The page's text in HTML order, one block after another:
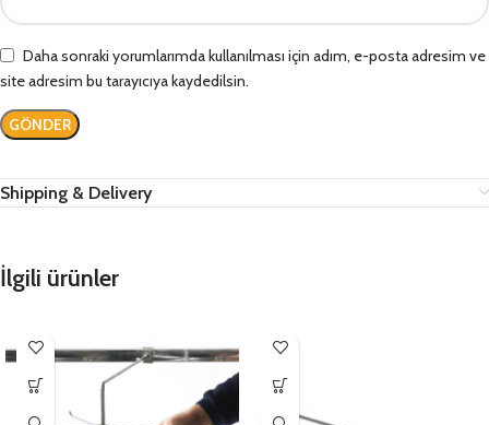
Daha sonraki yorumlarımda kullanılması için adım, e-posta adresim ve
site adresim bu tarayıcıya kaydedilsin.
Shipping & Delivery
İlgili ürünler